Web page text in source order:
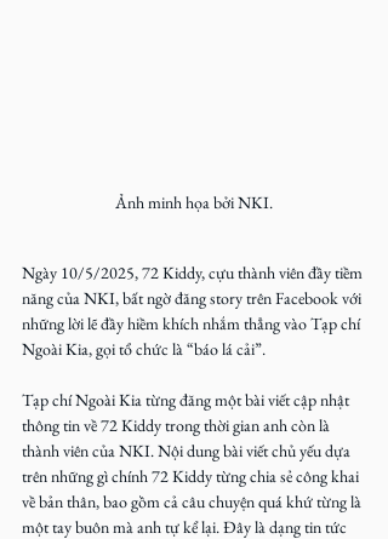
Ảnh minh họa bởi NKI.
Ngày 10/5/2025, 72 Kiddy, cựu thành viên đầy tiềm
năng của NKI, bất ngờ đăng story trên Facebook với
những lời lẽ đầy hiềm khích nhắm thẳng vào Tạp chí
Ngoài Kia, gọi tổ chức là “báo lá cải”.
Tạp chí Ngoài Kia từng đăng một bài viết cập nhật
thông tin về 72 Kiddy trong thời gian anh còn là
thành viên của NKI. Nội dung bài viết chủ yếu dựa
trên những gì chính 72 Kiddy từng chia sẻ công khai
về bản thân, bao gồm cả câu chuyện quá khứ từng là
một tay buôn mà anh tự kể lại. Đây là dạng tin tức